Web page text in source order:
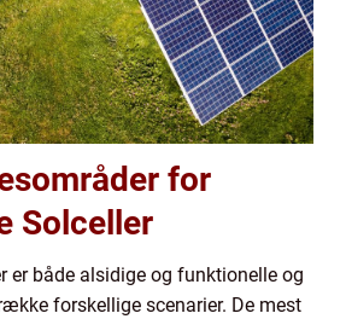
for
Solceller
er både alsidige og funktionelle og
forskellige scenarier. De mest